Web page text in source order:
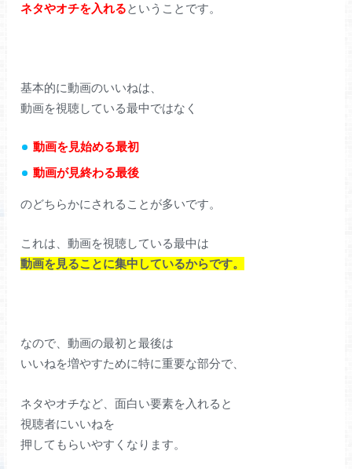
ネタやオチを入れるということです。
基本的に動画のいいねは、
動画を視聴している最中ではなく
動画を見始める最初
動画が見終わる最後
のどちらかにされることが多いです。
これは、動画を視聴している最中は
動画を見ることに集中しているからです。
なので、動画の最初と最後は
いいねを増やすために特に重要な部分で、
ネタやオチなど、面白い要素を入れると
視聴者にいいねを
押してもらいやすくなります。